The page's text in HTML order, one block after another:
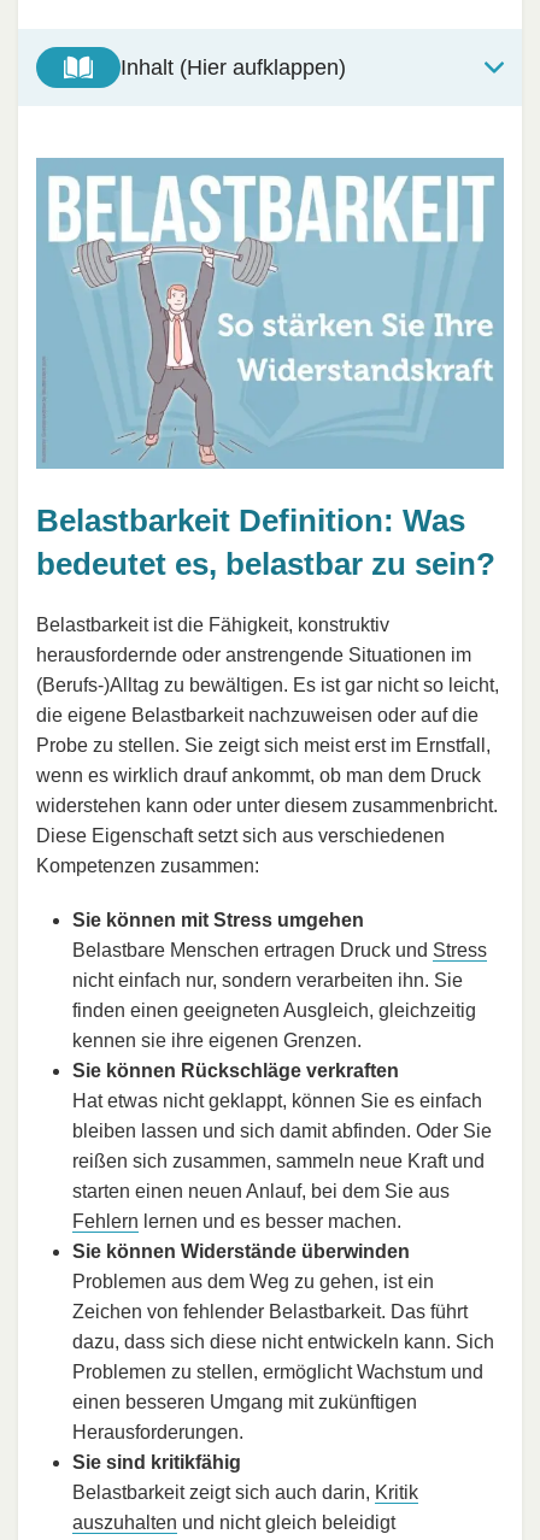
Inhalt (Hier aufklappen)
Belastbarkeit Definition: Was
bedeutet es, belastbar zu sein?
Belastbarkeit ist die Fähigkeit, konstruktiv
herausfordernde oder anstrengende Situationen im
(Berufs-)Alltag zu bewältigen. Es ist gar nicht so leicht,
die eigene Belastbarkeit nachzuweisen oder auf die
Probe zu stellen. Sie zeigt sich meist erst im Ernstfall,
wenn es wirklich drauf ankommt, ob man dem Druck
widerstehen kann oder unter diesem zusammenbricht.
Diese Eigenschaft setzt sich aus verschiedenen
Kompetenzen zusammen:
Sie können mit Stress umgehen
Belastbare Menschen ertragen Druck und Stress
nicht einfach nur, sondern verarbeiten ihn. Sie
finden einen geeigneten Ausgleich, gleichzeitig
kennen sie ihre eigenen Grenzen.
Sie können Rückschläge verkraften
Hat etwas nicht geklappt, können Sie es einfach
bleiben lassen und sich damit abfinden. Oder Sie
reißen sich zusammen, sammeln neue Kraft und
starten einen neuen Anlauf, bei dem Sie aus
Fehlern lernen und es besser machen.
Sie können Widerstände überwinden
Problemen aus dem Weg zu gehen, ist ein
Zeichen von fehlender Belastbarkeit. Das führt
dazu, dass sich diese nicht entwickeln kann. Sich
Problemen zu stellen, ermöglicht Wachstum und
einen besseren Umgang mit zukünftigen
Herausforderungen.
Sie sind kritikfähig
Belastbarkeit zeigt sich auch darin, Kritik
auszuhalten und nicht gleich beleidigt